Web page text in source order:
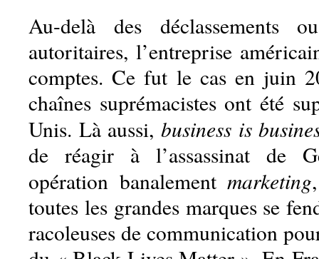
Au-delà des déclassements
autoritaires, l’entreprise
comptes. Ce fut le cas en juin
chaînes suprémacistes ont été
Unis. Là aussi, business is
de réagir à l’assassinat de
opération banalementmarketing
toutes les grandes marques se
racoleuses de communication